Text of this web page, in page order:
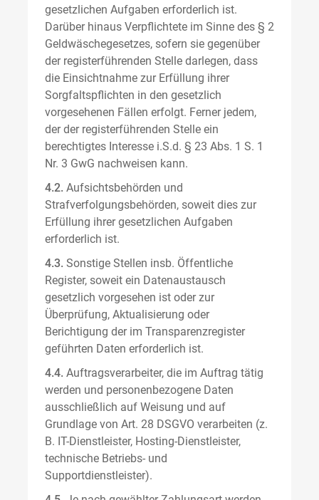
gesetzlichen Aufgaben erforderlich ist.
Darüber hinaus Verpflichtete im Sinne des § 2
Geldwäschegesetzes, sofern sie gegenüber
der registerführenden Stelle darlegen, dass
die Einsichtnahme zur Erfüllung ihrer
Sorgfaltspflichten in den gesetzlich
vorgesehenen Fällen erfolgt. Ferner jedem,
der der registerführenden Stelle ein
berechtigtes Interesse i.S.d. § 23 Abs. 1 S. 1
Nr. 3 GwG nachweisen kann.
4.2. Aufsichtsbehörden und
Strafverfolgungsbehörden, soweit dies zur
Erfüllung ihrer gesetzlichen Aufgaben
erforderlich ist.
4.3. Sonstige Stellen insb. Öffentliche
Register, soweit ein Datenaustausch
gesetzlich vorgesehen ist oder zur
Überprüfung, Aktualisierung oder
Berichtigung der im Transparenzregister
geführten Daten erforderlich ist.
4.4. Auftragsverarbeiter, die im Auftrag tätig
werden und personenbezogene Daten
ausschließlich auf Weisung und auf
Grundlage von Art. 28 DSGVO verarbeiten (z.
B. IT-Dienstleister, Hosting-Dienstleister,
technische Betriebs- und
Supportdienstleister).